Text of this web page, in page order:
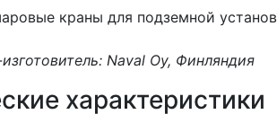
Naval Oy, Финляндия
характеристики